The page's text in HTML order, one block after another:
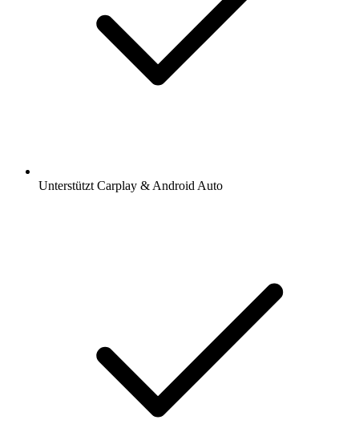
Unterstützt Carplay & Android Auto